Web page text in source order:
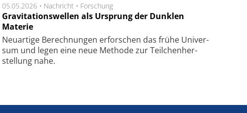
05.05.2026 • Nachricht • Forschung
Gravitationswellen als Ursprung der Dunklen
Materie
Neu­artige Be­rech­nung­en er­for­schen das frü­he Uni­ver­
sum und legen eine neue Me­tho­de zur Teil­chen­her­
stel­lung nahe.